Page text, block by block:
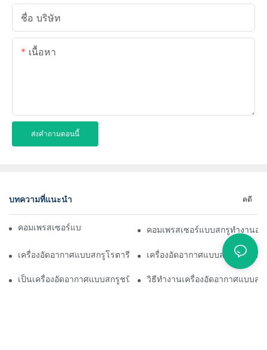
ชื่อ บริษัท
เนื้อหา
ส่งคำถามตอนนี้
บทความที่แนะนำ คดี
คอมเพรสเซอร์แบบสกรูทำงานอย่างไรคอมเพรสเซอร์แบบสกรูทำงานอย่
เครื่องอัดอากาศแบบสกรูโรตารีคืออะไรเครื่องอัดอากาศแบบสกรูโรตารีใ
เป็นเครื่องอัดอากาศแบบสกรูชนิดเงียบวิธีทำงานเครื่องอัดอากาศแบบสก